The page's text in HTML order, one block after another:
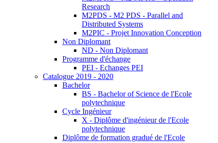
Research
M2PDS - M2 PDS - Parallel and
Distributed Systems
M2PIC - Projet Innovation Conception
Non Diplomant
ND - Non Diplomant
Programme d'échange
PEI - Echanges PEI
Catalogue 2019 - 2020
Bachelor
BS - Bachelor of Science de l'Ecole
polytechnique
Cycle Ingénieur
X - Diplôme d'ingénieur de l'Ecole
polytechnique
Diplôme de formation gradué de l'Ecole